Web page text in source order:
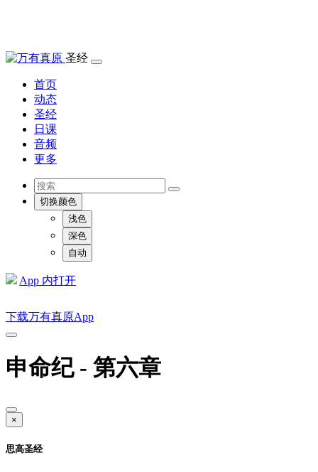
圣经
首页
动态
圣经
日课
音频
更多
切换颜色
浅色
深色
自动
App 内打开
下载万有真原App
申命纪 - 第六章
×
思高圣经